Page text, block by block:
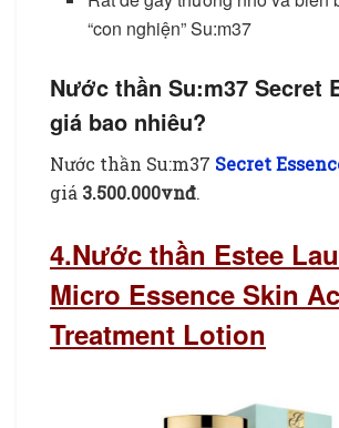
“con nghiện” Su:m37
Nước thần Su:m37 Secret
giá bao nhiêu?
Nước thần Su:m37 Secret
giá 3.500.000vnđ.
4.Nước thần Estee
Micro Essence Skin
Treatment Lotion